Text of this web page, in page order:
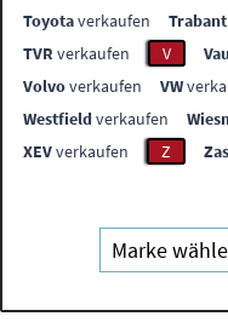
Toyotaverkaufen Trabant
TVR verkaufen V
Volvoverkaufen VW
Westfieldverkaufen
XEVverkaufen Z